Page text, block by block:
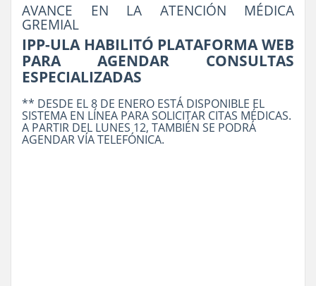
AVANCE EN LA ATENCIÓN MÉDICA
GREMIAL
IPP-ULA HABILITÓ PLATAFORMA WEB
PARA AGENDAR CONSULTAS
ESPECIALIZADAS
** DESDE EL 8 DE ENERO ESTÁ DISPONIBLE EL
SISTEMA EN LÍNEA PARA SOLICITAR CITAS MÉDICAS.
A PARTIR DEL LUNES 12, TAMBIÉN SE PODRÁ
AGENDAR VÍA TELEFÓNICA.